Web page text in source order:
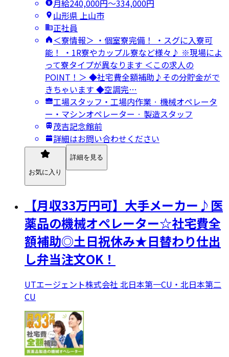
月給240,000円〜334,000円
山形県 上山市
正社員
＜寮情報＞ ・個室寮完備！ ・スグに入寮可
能！ ・1R寮やカップル寮など様々♪ ※現場によ
って寮タイプが異なります ＜この求人の
POINT！＞ ◆社宅費全額補助♪その分貯金がで
きちゃいます ◆空調完…
工場スタッフ・工場内作業 · 機械オペレータ
ー・マシンオペレーター · 製造スタッフ
茂吉記念館前
詳細はお問い合わせください
お気に入り
詳細を見る
【月収33万円可】大手メーカー♪医
薬品の機械オペレーター☆社宅費全
額補助◎土日祝休み★日替わり仕出
し弁当注文OK！
UTエージェント株式会社 北日本第一CU・北日本第二
CU